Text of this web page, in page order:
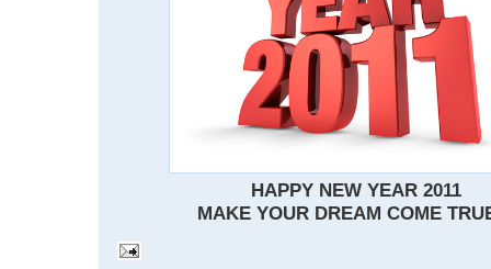
HAPPY NEW YEAR 2011
MAKE YOUR DREAM COME